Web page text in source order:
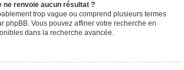
ne renvoie aucun résultat ?
trop vague ou comprend plusieurs termes
phpBB. Vous pouvez affiner votre recherche en
dans la recherche avancée.